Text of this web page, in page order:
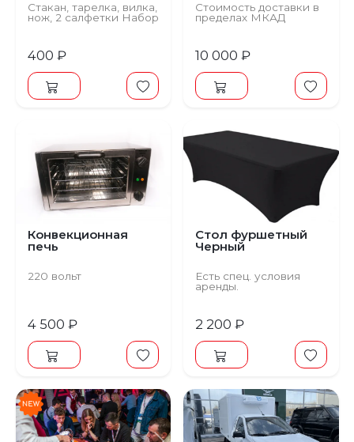
Стакан, тарелка, вилка,
нож, 2 салфетки Набор
на 10 персон
400 ₽
Стоимость доставки в
пределах МКАД
10 000 ₽
Конвекционная
печь
220 вольт
4 500 ₽
Стол фуршетный
Черный
Есть спец. условия
аренды.
2 200 ₽